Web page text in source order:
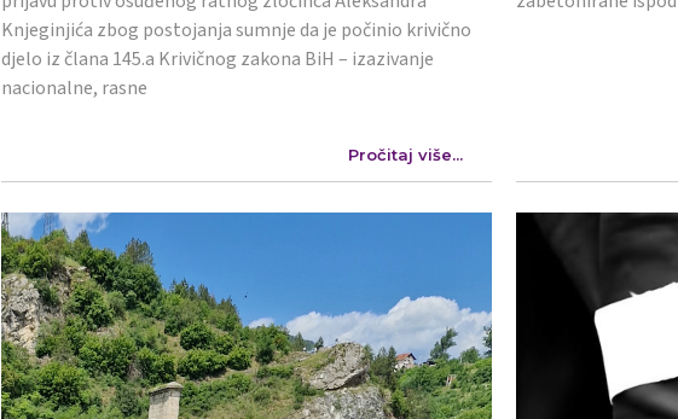
Knjeginjića zbog postojanja sumnje da je počinio krivično
djelo iz člana 145.a Krivičnog zakona BiH – izazivanje
nacionalne, rasne
Pročitaj više...